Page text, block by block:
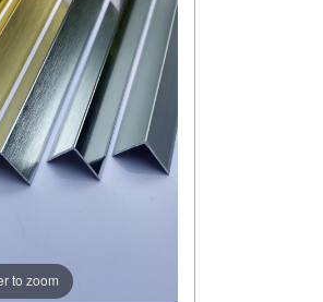
to zoom